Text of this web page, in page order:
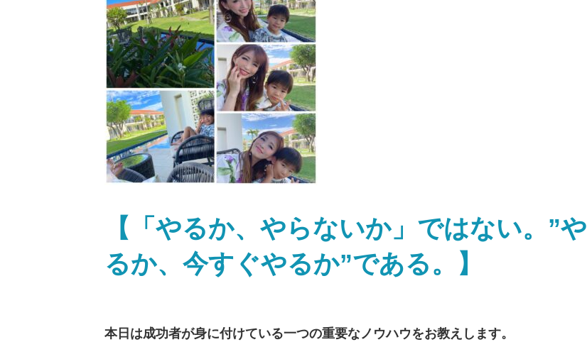
【「やるか、やらないか」ではない。”や
るか、今すぐやるか”である。】
本日は成功者が身に付けている一つの重要なノウハウをお教えします。